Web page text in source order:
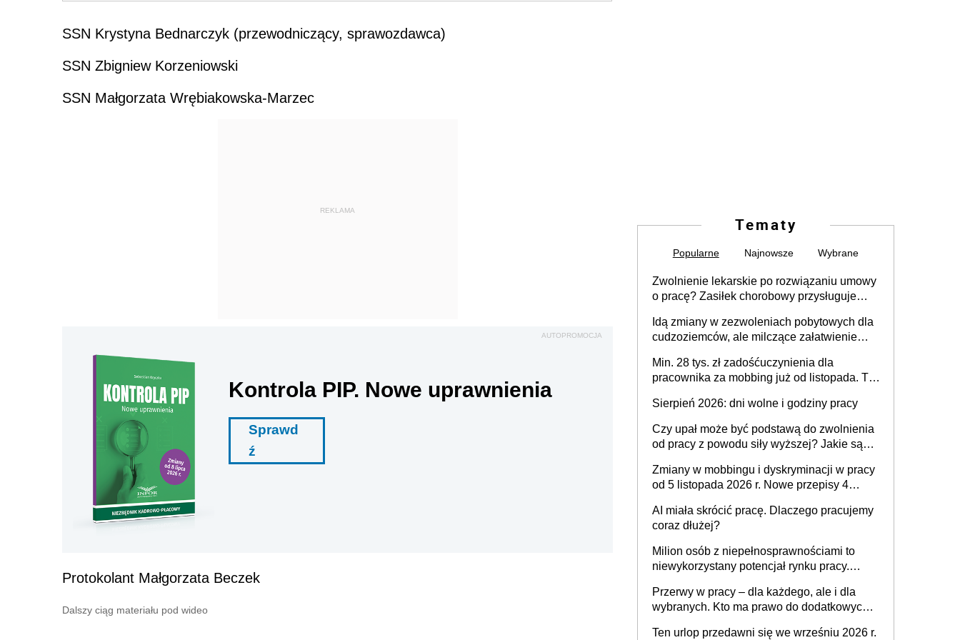
SSN Krystyna Bednarczyk (przewodniczący, sprawozdawca)
SSN Zbigniew Korzeniowski
SSN Małgorzata Wrębiakowska-Marzec
REKLAMA
AUTOPROMOCJA
Kontrola PIP. Nowe uprawnienia
Sprawd
ź
Protokolant Małgorzata Beczek
Dalszy ciąg materiału pod wideo
Tematy
Popularne Najnowsze Wybrane
Zwolnienie lekarskie po rozwiązaniu umowy
o pracę? Zasiłek chorobowy przysługuje
dni od ustania stosunku pracy
Idą zmiany w zezwoleniach pobytowych dla
cudzoziemców, ale milczące załatwienie
Min. 28 tys. zł zadośćuczynienia dla
pracownika za mobbing już od listopada. To
zespołu
Sierpień 2026: dni wolne i godziny pracy
Czy upał może być podstawą do zwolnienia
od pracy z powodu siły wyższej? Jakie są
Zmiany w mobbingu i dyskryminacji w pracy
od 5 listopada 2026 r. Nowe przepisy 4
Ustaw
AI miała skrócić pracę. Dlaczego pracujemy
coraz dłużej?
Milion osób z niepełnosprawnościami to
niewykorzystany potencjał rynku pracy.
dofinansowań czy refundacji, ale bariery po
stronie systemu i świadomości
pracodawców [WYWIAD]
Przerwy w pracy – dla każdego, ale i dla
wybranych. Kto ma prawo do dodatkowych
Ten urlop przedawni się we wrześniu 2026 r.